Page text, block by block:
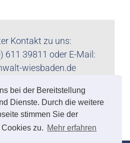
bei der Bereitstellung
Dienste. Durch die weitere
stimmen Sie der
zu. Mehr erfahren
Kontakt zu uns:
611 39811 oder E-Mail:
wiesbaden.de